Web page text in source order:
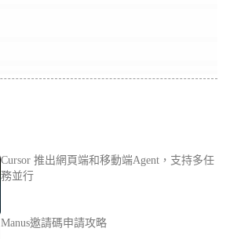
Cursor 推出網頁端和移動端Agent，支持多任
務並行
Manus邀請碼申請攻略